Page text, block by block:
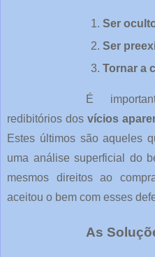
Ser
Ser
Tornar a
É
redibitórios dos vícios
Estes últimos são aqueles
uma análise superficial do
mesmos direitos ao
aceitou o bem com esses
As